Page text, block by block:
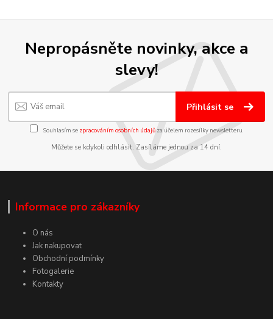
Nepropásněte novinky, akce a
slevy!
Přihlásit se
Souhlasím se zpracováním osobních údajůza účelem rozesílky newsletteru.
Můžete se kdykoli odhlásit. Zasíláme jednou za 14 dní.
Informace pro zákazníky
O nás
Jak nakupovat
Obchodní podmínky
Fotogalerie
Kontakty